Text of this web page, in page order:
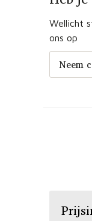
Wellicht
ons op
Neem